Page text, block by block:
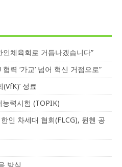
체육회로 거듭나겠습니다”
력 ‘가교’ 넘어 혁신 거점으로”
성료
력시험 (TOPIK)
인 차세대 협회(FLCG), 뮌헨 공
방식